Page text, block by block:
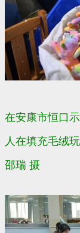
在安康市恒口
人在填充毛绒
邵瑞 摄